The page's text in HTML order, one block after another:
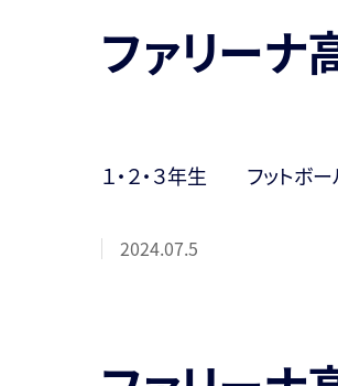
ファリー
１・２・３年生 フットボ
2024.07.5